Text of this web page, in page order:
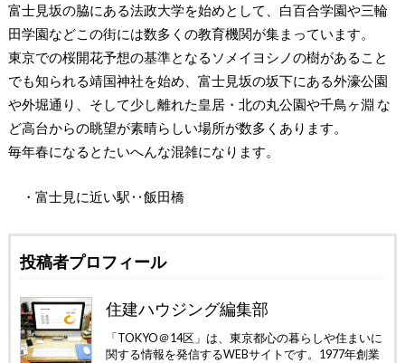
富士見坂の脇にある法政大学を始めとして、白百合学園や三輪
田学園などこの街には数多くの教育機関が集まっています。
東京での桜開花予想の基準となるソメイヨシノの樹があること
でも知られる靖国神社を始め、富士見坂の坂下にある外濠公園
や外堀通り、そして少し離れた皇居・北の丸公園や千鳥ヶ淵 な
ど高台からの眺望が素晴らしい場所が数多くあります。
毎年春になるとたいへんな混雑になります。
・富士見に近い駅‥飯田橋
投稿者プロフィール
住建ハウジング編集部
「TOKYO＠14区」は、東京都心の暮らしや住まいに
関する情報を発信するWEBサイトです。1977年創業